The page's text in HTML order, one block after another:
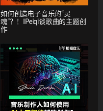
如何创造电子音乐的“灵
魂”？！IPeiqi谈歌曲的主题创
作